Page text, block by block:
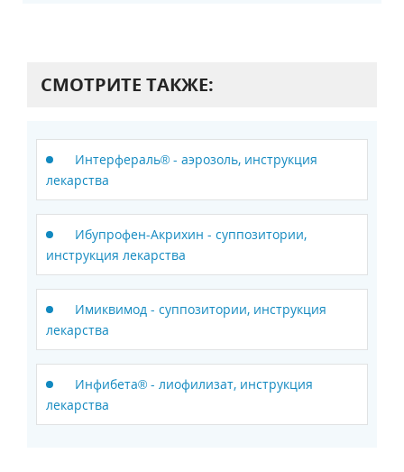
СМОТРИТЕ ТАКЖЕ:
Интерфераль® - аэрозоль, инструкция
лекарства
Ибупрофен-Акрихин - суппозитории,
инструкция лекарства
Имиквимод - суппозитории, инструкция
лекарства
Инфибета® - лиофилизат, инструкция
лекарства